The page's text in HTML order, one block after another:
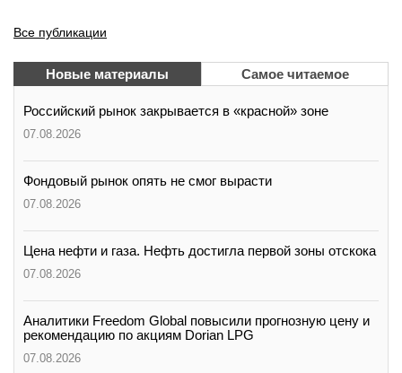
Все публикации
Новые материалы Самое читаемое
Российский рынок закрывается в «красной» зоне
07.08.2026
Фондовый рынок опять не смог вырасти
07.08.2026
Цена нефти и газа. Нефть достигла первой зоны отскока
07.08.2026
Аналитики Freedom Global повысили прогнозную цену и
рекомендацию по акциям Dorian LPG
07.08.2026